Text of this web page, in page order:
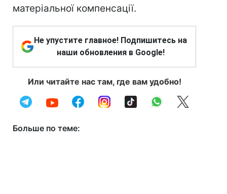
матеріальної компенсації.
Не упустите главное! Подпишитесь на
наши обновления в Google!
Или читайте нас там, где вам удобно!
Больше по теме: